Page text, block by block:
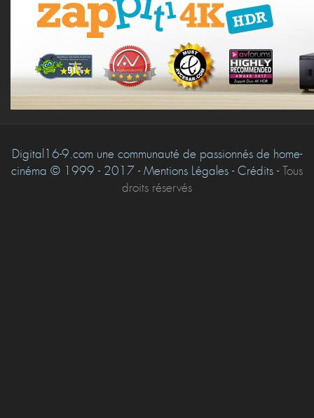
Digital16-9.com une communauté de passionnés de home-
cinéma © 1999 - 2017 - Mentions Légales - Crédits -Tous
droits réservés